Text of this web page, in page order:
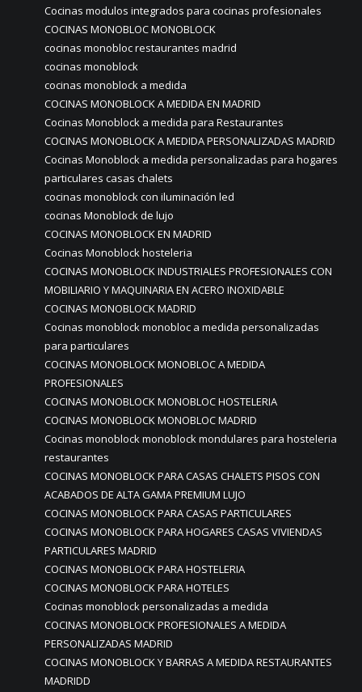
Cocinas modulos integrados para cocinas profesionales
COCINAS MONOBLOC MONOBLOCK
cocinas monobloc restaurantes madrid
cocinas monoblock
cocinas monoblock a medida
COCINAS MONOBLOCK A MEDIDA EN MADRID
Cocinas Monoblock a medida para Restaurantes
COCINAS MONOBLOCK A MEDIDA PERSONALIZADAS MADRID
Cocinas Monoblock a medida personalizadas para hogares
particulares casas chalets
cocinas monoblock con iluminación led
cocinas Monoblock de lujo
COCINAS MONOBLOCK EN MADRID
Cocinas Monoblock hosteleria
COCINAS MONOBLOCK INDUSTRIALES PROFESIONALES CON
MOBILIARIO Y MAQUINARIA EN ACERO INOXIDABLE
COCINAS MONOBLOCK MADRID
Cocinas monoblock monobloc a medida personalizadas
para particulares
COCINAS MONOBLOCK MONOBLOC A MEDIDA
PROFESIONALES
COCINAS MONOBLOCK MONOBLOC HOSTELERIA
COCINAS MONOBLOCK MONOBLOC MADRID
Cocinas monoblock monoblock mondulares para hosteleria
restaurantes
COCINAS MONOBLOCK PARA CASAS CHALETS PISOS CON
ACABADOS DE ALTA GAMA PREMIUM LUJO
COCINAS MONOBLOCK PARA CASAS PARTICULARES
COCINAS MONOBLOCK PARA HOGARES CASAS VIVIENDAS
PARTICULARES MADRID
COCINAS MONOBLOCK PARA HOSTELERIA
COCINAS MONOBLOCK PARA HOTELES
Cocinas monoblock personalizadas a medida
COCINAS MONOBLOCK PROFESIONALES A MEDIDA
PERSONALIZADAS MADRID
COCINAS MONOBLOCK Y BARRAS A MEDIDA RESTAURANTES
MADRIDD